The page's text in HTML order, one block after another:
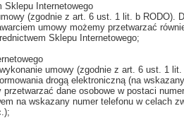
Sklepu Internetowego
(zgodnie z art. 6 ust. 1 lit. b
umowy możemy przetwarzać
Sklepu Internetowego;
umowy (zgodnie z art. 6 ust. 1
drogą elektroniczną (na
dane osobowe w postaci
na wskazany numer telefonu w celach